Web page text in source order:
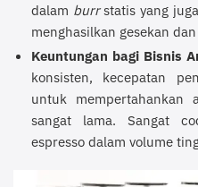
dalam burrstatis yang
menghasilkan gesekan
Keuntungan bagi Bisnis
konsisten, kecepatan
untuk mempertahankan
sangat lama. Sangat
espresso dalam volume